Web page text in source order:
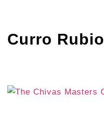
Curro Rubio